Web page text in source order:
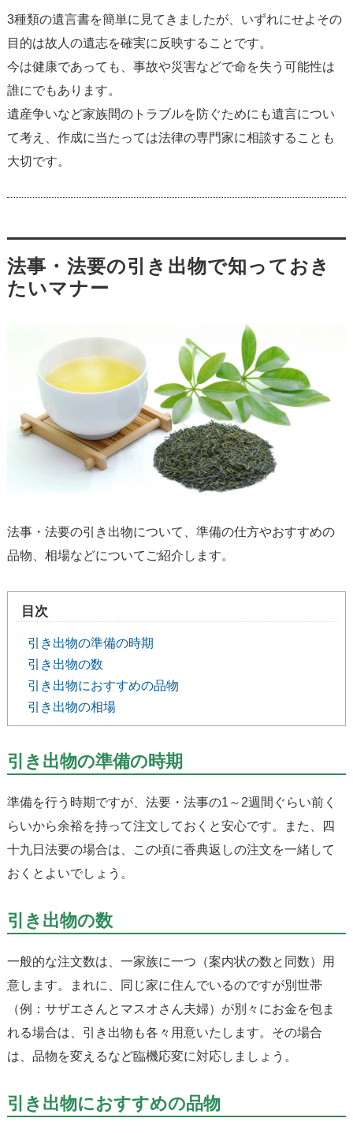
3種類の遺言書を簡単に見てきましたが、いずれにせよその
目的は故人の遺志を確実に反映することです。
今は健康であっても、事故や災害などで命を失う可能性は
誰にでもあります。
遺産争いなど家族間のトラブルを防ぐためにも遺言につい
て考え、作成に当たっては法律の専門家に相談することも
大切です。
法事・法要の引き出物で知っておき
たいマナー
法事・法要の引き出物について、準備の仕方やおすすめの
品物、相場などについてご紹介します。
目次
引き出物の準備の時期
引き出物の数
引き出物におすすめの品物
引き出物の相場
引き出物の準備の時期
準備を行う時期ですが、法要・法事の1～2週間ぐらい前く
らいから余裕を持って注文しておくと安心です。また、四
十九日法要の場合は、この頃に香典返しの注文を一緒して
おくとよいでしょう。
引き出物の数
一般的な注文数は、一家族に一つ（案内状の数と同数）用
意します。まれに、同じ家に住んでいるのですが別世帯
（例：サザエさんとマスオさん夫婦）が別々にお金を包ま
れる場合は、引き出物も各々用意いたします。その場合
は、品物を変えるなど臨機応変に対応しましょう。
引き出物におすすめの品物